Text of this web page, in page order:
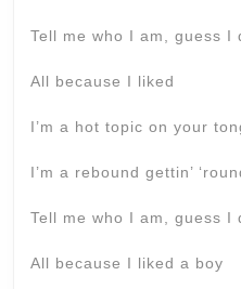
Tell me who I am, guess I
All because I liked
I’m a hot topic on your
I’m a rebound gettin’
Tell me who I am, guess I
All because I liked a boy